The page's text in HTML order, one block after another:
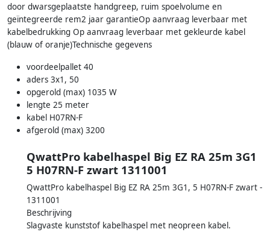
door dwarsgeplaatste handgreep, ruim spoelvolume en
geïntegreerde rem2 jaar garantieOp aanvraag leverbaar met
kabelbedrukking Op aanvraag leverbaar met gekleurde kabel
(blauw of oranje)Technische gegevens
voordeelpallet 40
aders 3x1, 50
opgerold (max) 1035 W
lengte 25 meter
kabel H07RN-F
afgerold (max) 3200
QwattPro kabelhaspel Big EZ RA 25m 3G1
5 H07RN-F zwart 1311001
QwattPro kabelhaspel Big EZ RA 25m 3G1, 5 H07RN-F zwart -
1311001
Beschrijving
Slagvaste kunststof kabelhaspel met neopreen kabel.